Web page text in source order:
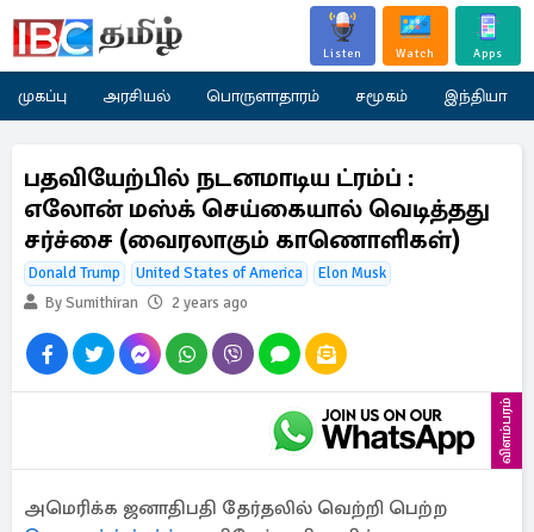
Listen Watch Apps
முகப்பு அரசியல் பொருளாதாரம் சமூகம் இந்தியா
பதவியேற்பில் நடனமாடிய ட்ரம்ப் :
எலோன் மஸ்க் செய்கையால் வெடித்தது
சர்ச்சை (வைரலாகும் காணொளிகள்)
Donald Trump United States of America
Elon Musk
By Sumithiran
2 years ago
விளம்பரம்
அமெரிக்க ஜனாதிபதி தேர்தலில் வெற்றி பெற்ற